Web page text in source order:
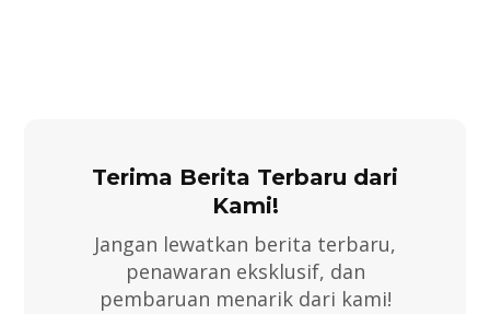
Terima Berita Terbaru dari
Kami!
Jangan lewatkan berita terbaru,
penawaran eksklusif, dan
pembaruan menarik dari kami!